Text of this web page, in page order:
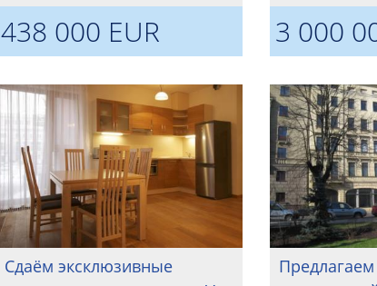
438 000 EUR 3 000
Сдаём эксклюзивные